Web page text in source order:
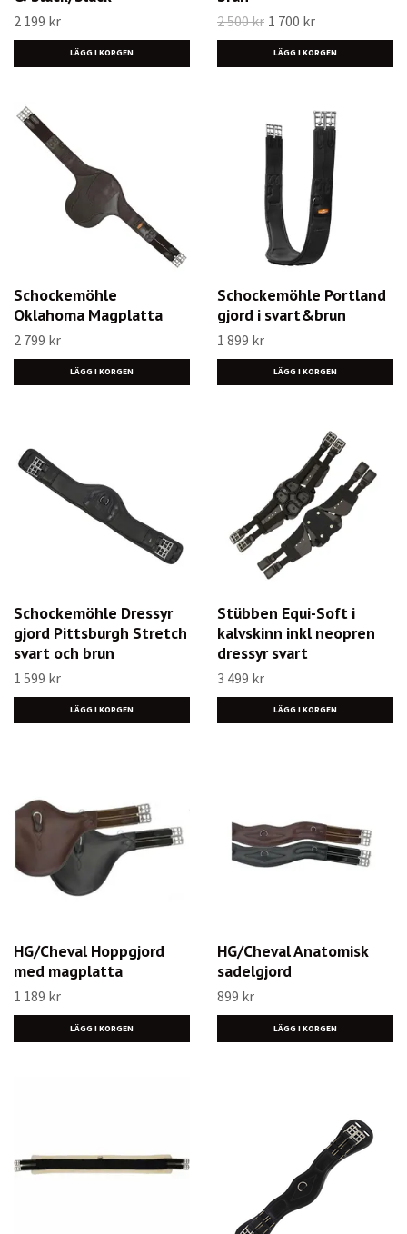
2 199 kr
LÄGG I KORGEN
2 500 kr 1 700 kr
LÄGG I KORGEN
Schockemöhle
Oklahoma Magplatta
2 799 kr
LÄGG I KORGEN
Schockemöhle Portland
gjord i svart&brun
1 899 kr
LÄGG I KORGEN
Schockemöhle Dressyr
gjord Pittsburgh Stretch
svart och brun
1 599 kr
LÄGG I KORGEN
Stübben Equi-Soft i
kalvskinn inkl neopren
dressyr svart
3 499 kr
LÄGG I KORGEN
HG/Cheval Hoppgjord
med magplatta
1 189 kr
LÄGG I KORGEN
HG/Cheval Anatomisk
sadelgjord
899 kr
LÄGG I KORGEN